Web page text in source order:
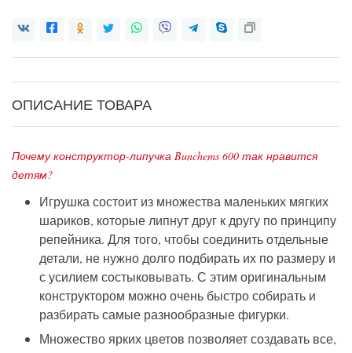
ОПИСАНИЕ ТОВАРА
Почему конструктор-липучка Bunchems 600 так нравится
детям?
Игрушка состоит из множества маленьких мягких
шариков, которые липнут друг к другу по принципу
репейника. Для того, чтобы соединить отдельные
детали, не нужно долго подбирать их по размеру и
с усилием состыковывать. С этим оригинальным
конструктором можно очень быстро собирать и
разбирать самые разнообразные фигурки.
Множество ярких цветов позволяет создавать все,